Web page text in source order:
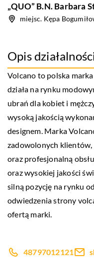
„QUO” B.N. Barbara
miejsc. Kępa
Opis
Volcano to polska
działa na rynku
ubrań dla kobiet i
wysoką jakością
designem. Marka
zadowolonych
oraz profesjonalną
oraz wysokiej jakości
silną pozycję na rynku
odwiedzenia strony
ofertą marki.
48797012121